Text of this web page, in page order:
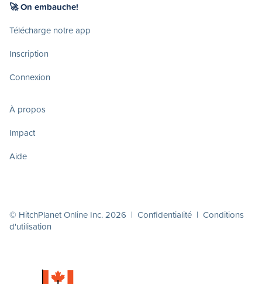
🚀 On embauche!
Télécharge notre app
Inscription
Connexion
À propos
Impact
Aide
© HitchPlanet Online Inc. 2026 | Confidentialité | Conditions
d'utilisation